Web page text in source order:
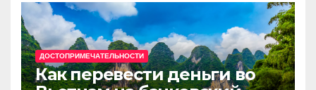
ДОСТОПРИМЕЧАТЕЛЬНОСТИ
Как перевести деньги во